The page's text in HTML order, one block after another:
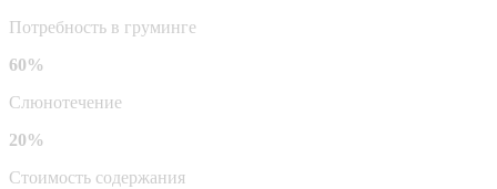
Потребность в груминге
60%
Слюнотечение
20%
Стоимость содержания